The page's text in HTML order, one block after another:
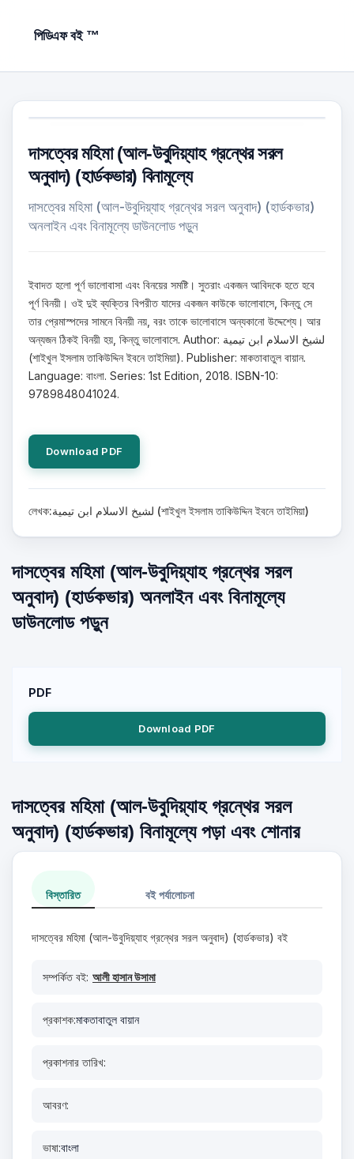
পিডিএফ বই ™
দাসত্বের মহিমা (আল-উবুদিয়্যাহ গ্রন্থের সরল
অনুবাদ) (হার্ডকভার) বিনামূল্যে
দাসত্বের মহিমা (আল-উবুদিয়্যাহ গ্রন্থের সরল অনুবাদ) (হার্ডকভার)
অনলাইন এবং বিনামূল্যে ডাউনলোড পড়ুন
ইবাদত হলো পূর্ণ ভালোবাসা এবং বিনয়ের সমষ্টি। সুতরাং একজন আবিদকে হতে হবে
পূর্ণ বিনয়ী। ওই দুই ব্যক্তির বিপরীত যাদের একজন কাউকে ভালোবাসে, কিন্তু সে
তার প্রেমাস্পদের সামনে বিনয়ী নয়, বরং তাকে ভালোবাসে অন্যকানো উদ্দেশ্যে। আর
অন্যজন ঠিকই বিনয়ী হয়, কিন্তু ভালোবাসে. Author: لشيخ الاسلام ابن تيمية
(শাইখুল ইসলাম তাকিউদ্দিন ইবনে তাইমিয়া). Publisher: মাকতাবাতুল বায়ান.
Language: বাংলা. Series: 1st Edition, 2018. ISBN-10:
9789848041024.
Download PDF
লেখক:لشيخ الاسلام ابن تيمية (শাইখুল ইসলাম তাকিউদ্দিন ইবনে তাইমিয়া)
দাসত্বের মহিমা (আল-উবুদিয়্যাহ গ্রন্থের সরল
অনুবাদ) (হার্ডকভার) অনলাইন এবং বিনামূল্যে
ডাউনলোড পড়ুন
PDF
Download PDF
দাসত্বের মহিমা (আল-উবুদিয়্যাহ গ্রন্থের সরল
অনুবাদ) (হার্ডকভার) বিনামূল্যে পড়া এবং শোনার
বিস্তারিত বই পর্যালোচনা
দাসত্বের মহিমা (আল-উবুদিয়্যাহ গ্রন্থের সরল অনুবাদ) (হার্ডকভার) বই
সম্পর্কিত বই: আলী হাসান উসামা
প্রকাশক:মাকতাবাতুল বায়ান
প্রকাশনার তারিখ:
আবরণ:
ভাষা:বাংলা